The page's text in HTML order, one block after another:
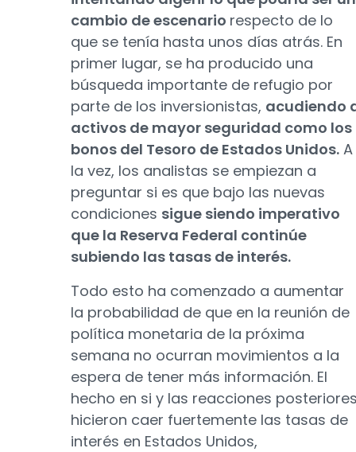
cambio de escenario respecto de lo
que se tenía hasta unos días atrás. En
primer lugar, se ha producido una
búsqueda importante de refugio por
parte de los inversionistas, acudiendo
activos de mayor seguridad como los
bonos del Tesoro de Estados Unidos. A
la vez, los analistas se empiezan a
preguntar si es que bajo las nuevas
condiciones sigue siendo imperativo
que la Reserva Federal continúe
subiendo las tasas de interés.
Todo esto ha comenzado a aumentar
la probabilidad de que en la reunión de
política monetaria de la próxima
semana no ocurran movimientos a la
espera de tener más información. El
hecho en si y las reacciones
hicieron caer fuertemente las tasas de
interés en Estados Unidos,